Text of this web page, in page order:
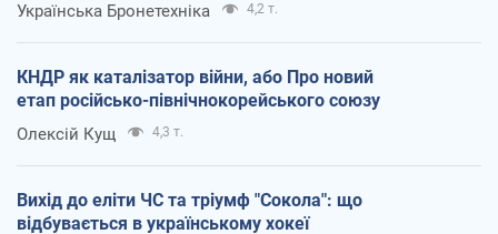
Українська Бронетехніка 4,2 т.
КНДР як каталізатор війни, або Про новий
етап російсько-північнокорейського союзу
Олексій Кущ 4,3 т.
Вихід до еліти ЧС та тріумф "Сокола": що
відбувається в українському хокеї